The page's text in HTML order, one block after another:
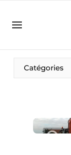
Emploi
Meest
Catégories